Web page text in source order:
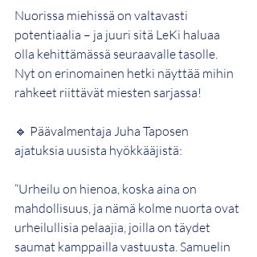
Nuorissa miehissä on valtavasti
potentiaalia – ja juuri sitä LeKi haluaa
olla kehittämässä seuraavalle tasolle.
Nyt on erinomainen hetki näyttää mihin
rahkeet riittävät miesten sarjassa!
🔹 Päävalmentaja Juha Taposen
ajatuksia uusista hyökkääjistä:
“Urheilu on hienoa, koska aina on
mahdollisuus, ja nämä kolme nuorta ovat
urheilullisia pelaajia, joilla on täydet
saumat kamppailla vastuusta. Samuelin